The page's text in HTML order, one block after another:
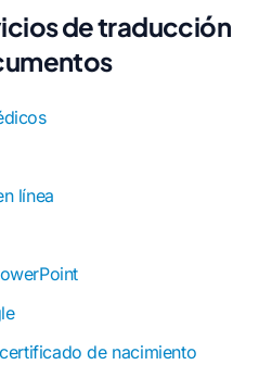
de traducción
línea
de nacimiento